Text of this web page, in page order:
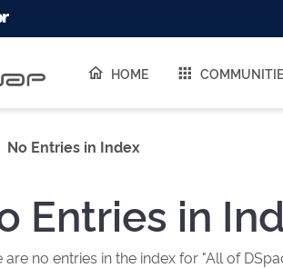
HOME
No Entries in Index
Entries in
are no entries in the index for "All of